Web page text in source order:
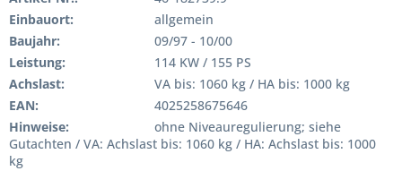
Einbauort:
allgemein
Baujahr:
09/97 - 10/00
Leistung:
114 KW / 155 PS
Achslast:
VA bis: 1060 kg / HA bis: 1000 kg
EAN:
4025258675646
Hinweise:
ohne Niveauregulierung; siehe
Gutachten / VA: Achslast bis: 1060 kg / HA: Achslast bis: 1000
kg